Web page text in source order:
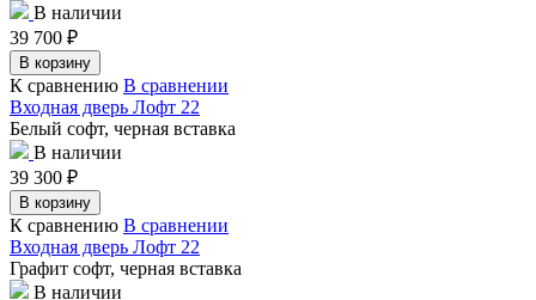
В наличии
39 700 ₽
В корзину
К сравнению В сравнении
Входная дверь Лофт 22
Белый софт, черная вставка
В наличии
39 300 ₽
В корзину
К сравнению В сравнении
Входная дверь Лофт 22
Графит софт, черная вставка
В наличии